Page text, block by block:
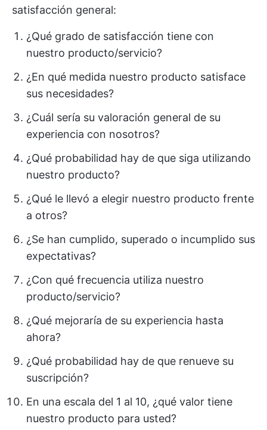
satisfacción general:
¿Qué grado de satisfacción tiene con
nuestro producto/servicio?
¿En qué medida nuestro producto satisface
sus necesidades?
¿Cuál sería su valoración general de su
experiencia con nosotros?
¿Qué probabilidad hay de que siga utilizando
nuestro producto?
¿Qué le llevó a elegir nuestro producto frente
a otros?
¿Se han cumplido, superado o incumplido sus
expectativas?
¿Con qué frecuencia utiliza nuestro
producto/servicio?
¿Qué mejoraría de su experiencia hasta
ahora?
¿Qué probabilidad hay de que renueve su
suscripción?
En una escala del 1 al 10, ¿qué valor tiene
nuestro producto para usted?